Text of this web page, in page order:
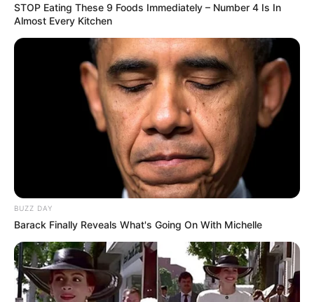
STOP Eating These 9 Foods Immediately – Number 4 Is In
Almost Every Kitchen
BUZZ DAY
Barack Finally Reveals What's Going On With Michelle